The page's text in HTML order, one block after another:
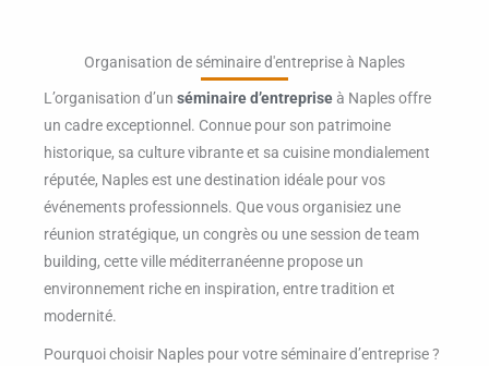
Organisation de séminaire d'entreprise à Naples
L’organisation d’un séminaire d’entrepriseà Naples offre
un cadre exceptionnel. Connue pour son patrimoine
historique, sa culture vibrante et sa cuisine mondialement
réputée, Naples est une destination idéale pour vos
événements professionnels. Que vous organisiez une
réunion stratégique, un congrès ou une session de team
building, cette ville méditerranéenne propose un
environnement riche en inspiration, entre tradition et
modernité.
Pourquoi choisir Naples pour votre séminaire d’entreprise ?